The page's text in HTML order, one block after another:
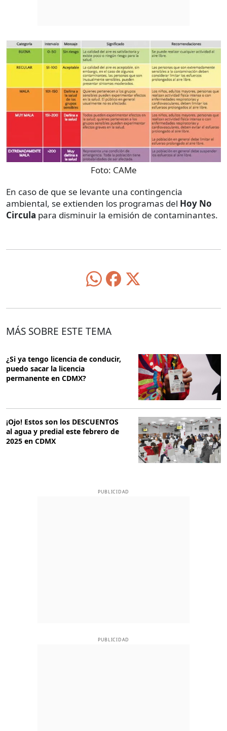
Foto: CAMe
En caso de que se levante una contingencia
ambiental, se extienden los programas del Hoy No
Circula para disminuir la emisión de contaminantes.
MÁS SOBRE ESTE TEMA
¿Si ya tengo licencia de conducir,
puedo sacar la licencia
permanente en CDMX?
¡Ojo! Estos son los DESCUENTOS
al agua y predial este febrero de
2025 en CDMX
PUBLICIDAD
PUBLICIDAD